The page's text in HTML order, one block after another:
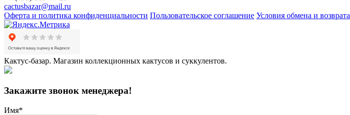
cactusbazar@mail.ru
Оферта и политика конфиденциальности Пользовательское соглашение Условия обмена и возврата
Кактус-базар. Магазин коллекционных кактусов и суккулентов.
Закажите звонок менеджера!
Имя*